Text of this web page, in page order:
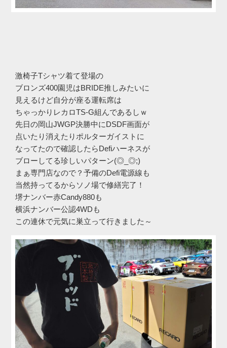
激椅子Tシャツ着て登場の
ブロンズ400園児はBRIDE推しみたいに
見えるけど自分が座る運転席は
ちゃっかりレカロTS-G組んであるしｗ
先日の岡山JWGP決勝中にDSDF画面が
点いたり消えたりポルターガイストに
なってたので確認したらDefiハーネスが
ブローしてる珍しいパターン(◎_◎;)
まぁ専門店なので？予備のDefi電源線も
当然持ってるからソノ場で修繕完了！
堺ナンバー赤Candy880も
横浜ナンバー公認4WDも
この連休で元気に巣立って行きました～